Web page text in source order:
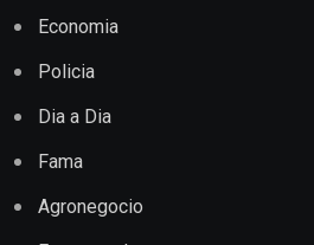
Economia
Policia
Dia a Dia
Fama
Agronegocio